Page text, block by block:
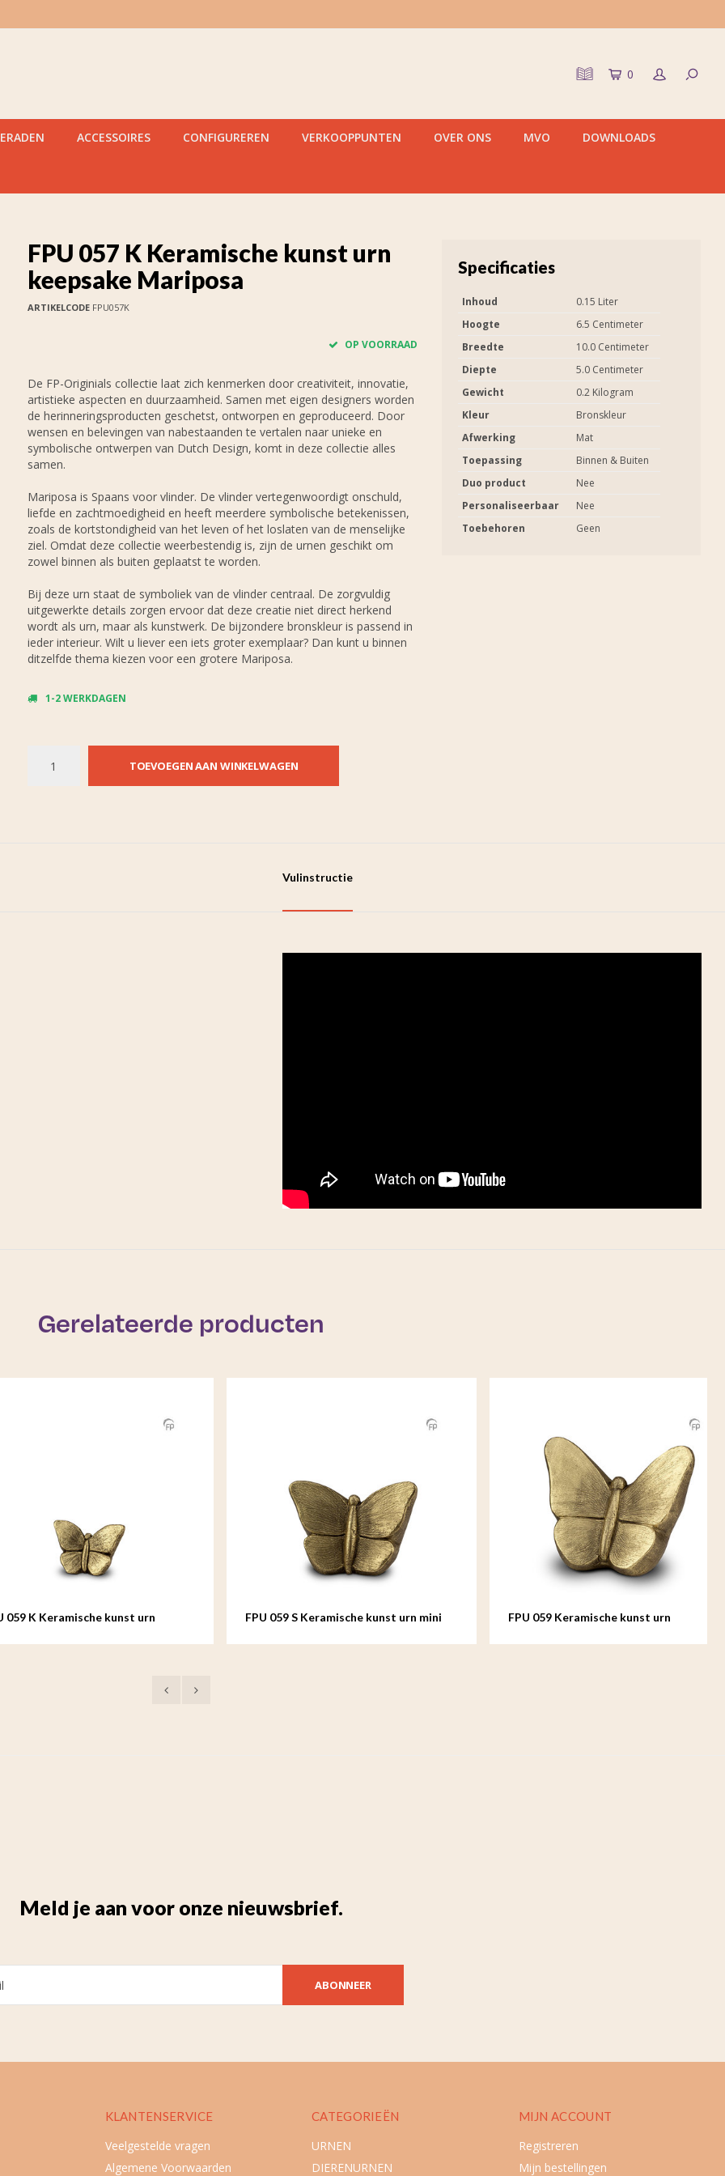
0
ACCESSOIRES CONFIGUREREN VERKOOPPUNTEN OVER ONS MVO DOWNLOADS
FPU 057 K Keramische kunst urn
keepsake Mariposa
ARTIKELCODEFPU057K
OP VOORRAAD
De FP-Originials collectie laat zich kenmerken door creativiteit, innovatie,
artistieke aspecten en duurzaamheid. Samen met eigen designers worden
de herinneringsproducten geschetst, ontworpen en geproduceerd. Door
wensen en belevingen van nabestaanden te vertalen naar unieke en
symbolische ontwerpen van Dutch Design, komt in deze collectie alles
samen.
Mariposa is Spaans voor vlinder. De vlinder vertegenwoordigt onschuld,
liefde en zachtmoedigheid en heeft meerdere symbolische betekenissen,
zoals de kortstondigheid van het leven of het loslaten van de menselijke
ziel. Omdat deze collectie weerbestendig is, zijn de urnen geschikt om
zowel binnen als buiten geplaatst te worden.
Bij deze urn staat de symboliek van de vlinder centraal. De zorgvuldig
uitgewerkte details zorgen ervoor dat deze creatie niet direct herkend
wordt als urn, maar als kunstwerk. De bijzondere bronskleur is passend in
ieder interieur. Wilt u liever een iets groter exemplaar? Dan kunt u binnen
ditzelfde thema kiezen voor een grotere Mariposa.
1-2 WERKDAGEN
TOEVOEGEN AAN WINKELWAGEN
Specificaties
Inhoud
0.15 Liter
Hoogte
6.5 Centimeter
Breedte
10.0 Centimeter
Diepte
5.0 Centimeter
Gewicht
0.2 Kilogram
Kleur
Bronskleur
Afwerking
Mat
Toepassing
Binnen & Buiten
Duo product
Nee
Personaliseerbaar
Nee
Toebehoren
Geen
Vulinstructie
Gerelateerde producten
Keramische kunst urn
FPU 059 S Keramische kunst urn mini
FPU 059 Keramische kunst urn
Meld je aan voor onze nieuwsbrief.
ABONNEER
KLANTENSERVICE
Veelgestelde vragen
Algemene Voorwaarden
CATEGORIEËN
URNEN
DIERENURNEN
MIJN ACCOUNT
Registreren
Mijn bestellingen